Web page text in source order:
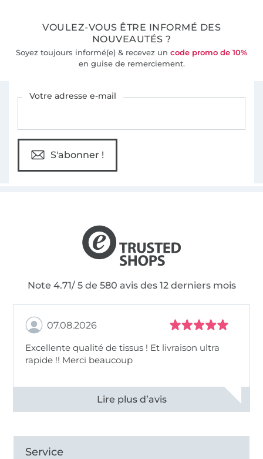
VOULEZ-VOUS ÊTRE INFORMÉ DES
NOUVEAUTÉS ?
Soyez toujours informé(e) & recevez un code promo de 10%
en guise de remerciement.
Votre adresse e-mail
S'abonner !
Note 4.71/ 5 de 580 avis des 12 derniers mois
07.08.2026
Excellente qualité de tissus ! Et livraison ultra
rapide !! Merci beaucoup
Voir tous les 11497 commentaires
Service